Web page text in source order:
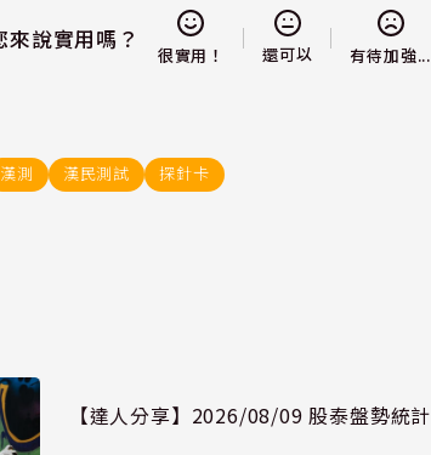
說實用嗎？
很實用！ 還可以 有待加強...
漢測 漢民測試 探針卡
【達人分享】2026/08/09 股泰盤勢統計